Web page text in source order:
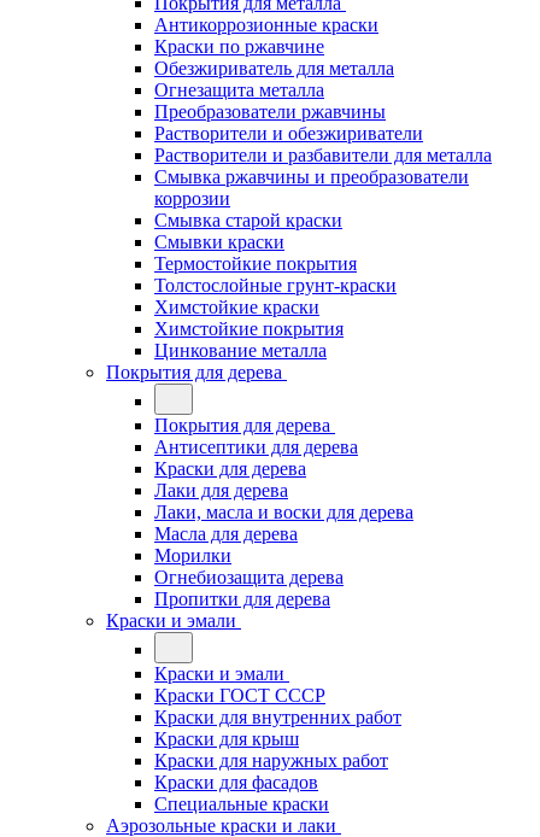
Антикоррозионные краски
Краски по ржавчине
Обезжириватель для металла
Огнезащита металла
Преобразователи ржавчины
Растворители и обезжириватели
Растворители и разбавители для металла
Смывка ржавчины и преобразователи
коррозии
Смывка старой краски
Смывки краски
Термостойкие покрытия
Толстослойные грунт-краски
Химстойкие краски
Химстойкие покрытия
Цинкование металла
Покрытия для дерева
Покрытия для дерева
Антисептики для дерева
Краски для дерева
Лаки для дерева
Лаки, масла и воски для дерева
Масла для дерева
Морилки
Огнебиозащита дерева
Пропитки для дерева
Краски и эмали
Краски и эмали
Краски ГОСТ СССР
Краски для внутренних работ
Краски для крыш
Краски для наружных работ
Краски для фасадов
Специальные краски
Аэрозольные краски и лаки